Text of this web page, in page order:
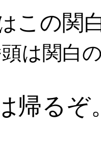
この関
は関白
帰るぞ